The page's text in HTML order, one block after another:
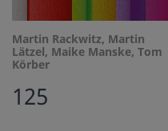
Martin Rackwitz, Martin
Lätzel, Maike Manske, Tom
Körber
125